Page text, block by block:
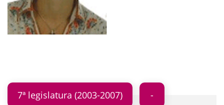
7ª legislatura (2003-2007)